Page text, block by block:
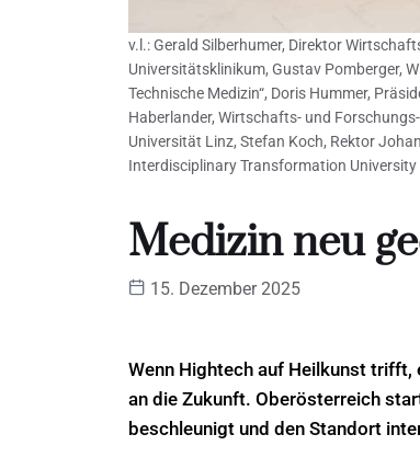
v.l.: Gerald Silberhumer, Direktor
Universitätsklinikum, Gustav Pomberger,
Technische Medizin“, Doris Hummer,
Haberlander, Wirtschafts- und
Universität Linz, Stefan Koch, Rektor
Interdisciplinary Transformation
Medizin neu
15. Dezember 2025
Wenn Hightech auf Heilkunst trifft,
an die Zukunft. Oberösterreich
beschleunigt und den Standort